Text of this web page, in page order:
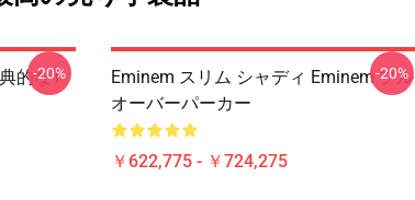
的なT
-20%
Eminem スリム シャディ Eminem プル
オーバーパーカー
￥622,775 - ￥724,275
-20%